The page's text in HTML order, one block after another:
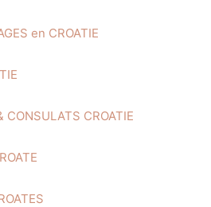
en CROATIE
CONSULATS CROATIE